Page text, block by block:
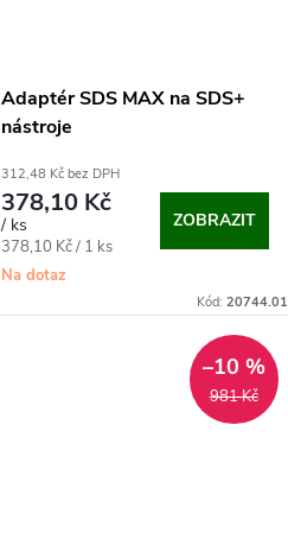
Adaptér SDS MAX na SDS+
nástroje
312,48 Kč bez DPH
378,10 Kč
/ ks
Měrná
cena:
378,10 Kč / 1 ks
Na dotaz
ZOBRAZIT
Kód: 20744.01
981 Kč
–10 %